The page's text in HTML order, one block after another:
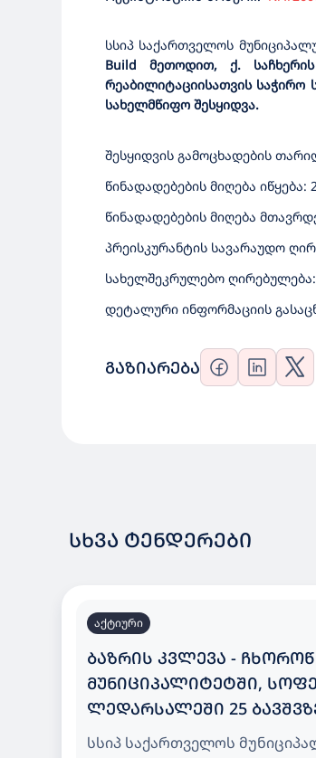
სსიპ საქართველოს
Build მეთოდით, ქ.
რეაბილიტაციისათვის საჭირო
სახელმწიფო შესყიდვა.
შესყიდვის გამოცხადების
წინადადებების მიღება იწყება:
წინადადებების მიღება
პრეისკურანტის სავარაუდო
სახელშეკრულებო
დეტალური ინფორმაციის
ᲒᲐᲖᲘᲐᲠᲔᲑᲐ
ᲡᲮᲕᲐ ᲢᲔᲜᲓᲔᲠᲔᲑᲘ
აქტიური
ᲑᲐᲖᲠᲘᲡ ᲙᲕᲚᲔᲕᲐ -
ᲛᲣᲜᲘᲪᲘᲞᲐᲚᲘᲢᲔᲢᲨᲘ,
ᲚᲔᲓᲐᲠᲡᲐᲚᲔᲨᲘ 25
ᲒᲐᲗᲕᲚᲘᲚᲘ ᲡᲐᲑᲐᲕᲨᲕᲝ
სსიპ საქართველოს